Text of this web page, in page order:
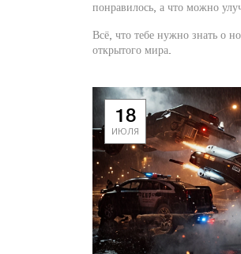
понравилось, а что можно
Всё, что тебе нужно знать о
открытого мира.
18
ИЮЛЯ